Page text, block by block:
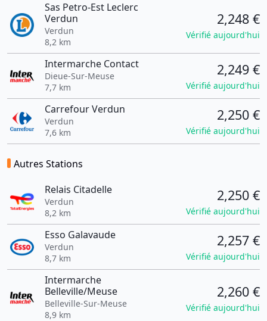
Sas Petro-Est Leclerc
Verdun
Verdun
8,2 km
2,248 €
Vérifié aujourd'hui
Intermarche Contact
Dieue-Sur-Meuse
7,7 km
2,249 €
Vérifié aujourd'hui
Carrefour Verdun
Verdun
7,6 km
2,250 €
Vérifié aujourd'hui
Autres Stations
Relais Citadelle
Verdun
8,2 km
2,250 €
Vérifié aujourd'hui
Esso Galavaude
Verdun
8,7 km
2,257 €
Vérifié aujourd'hui
Intermarche
Belleville/Meuse
Belleville-Sur-Meuse
8,9 km
2,260 €
Vérifié aujourd'hui